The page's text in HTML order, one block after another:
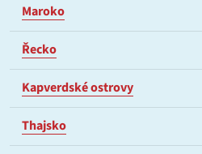
Maroko
Řecko
Kapverdské ostrovy
Thajsko